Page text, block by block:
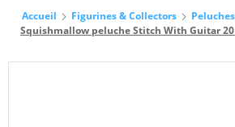
Accueil Figurines & Collectors Peluches
Squishmallow peluche Stitch With Guitar